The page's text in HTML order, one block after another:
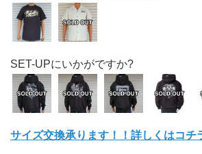
SET-UPにいかがですか?
サイズ交換承ります！！詳しくはコチ